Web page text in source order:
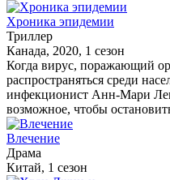
Хроника эпидемии
Триллер
Канада, 2020, 1 сезон
Когда вирус, поражающий
распространяться среди
инфекционист Анн-Мари
возможное, чтобы
Влечение
Драма
Китай, 1 сезон